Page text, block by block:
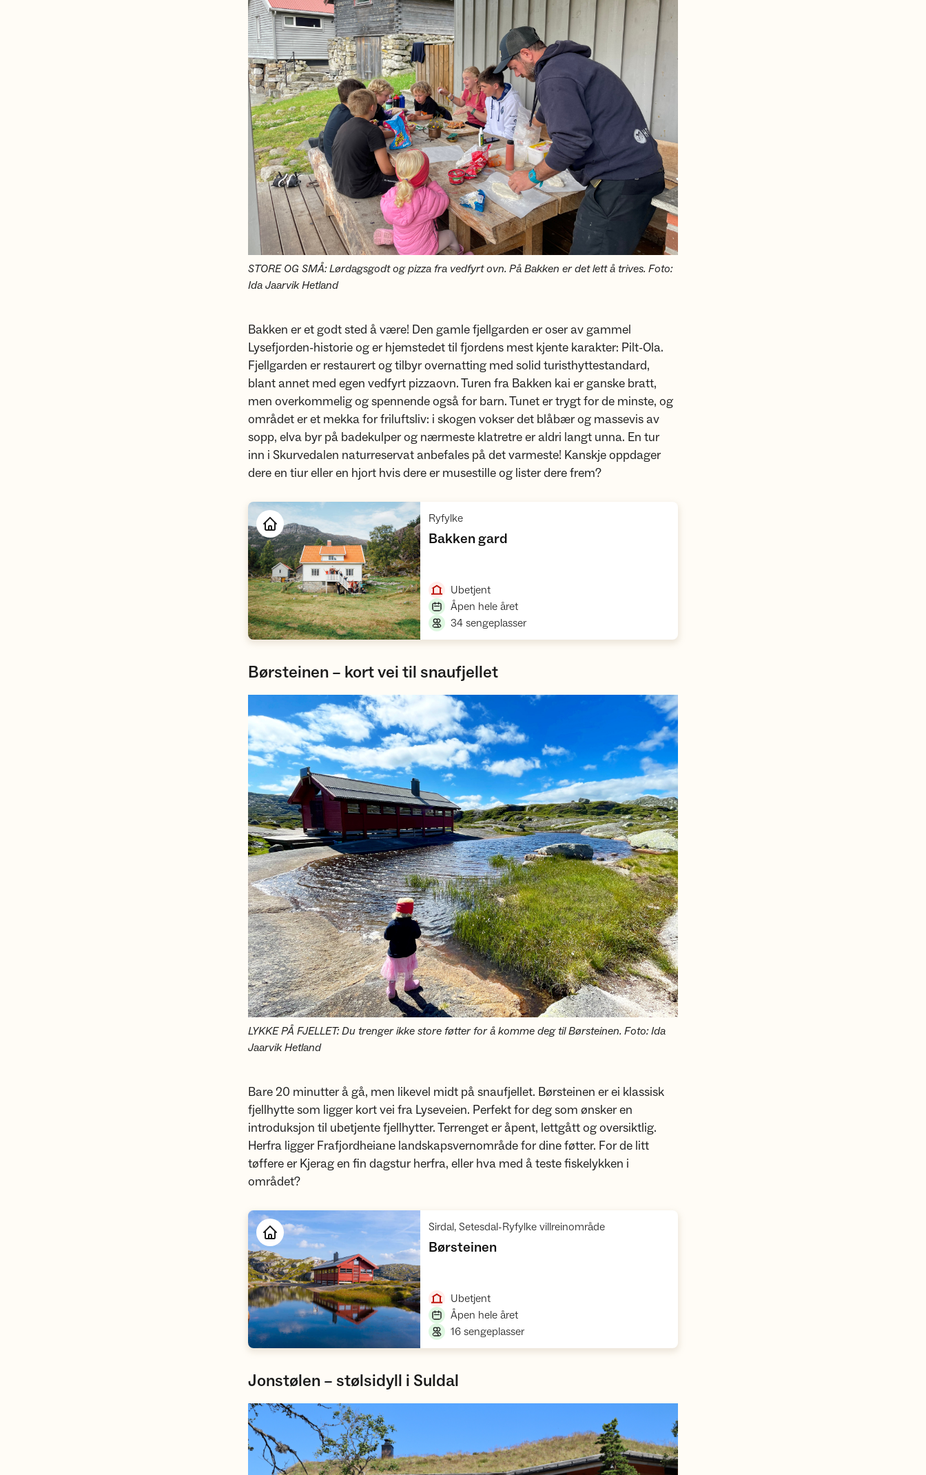
STORE OG SMÅ: Lørdagsgodt og pizza fra vedfyrt ovn. På Bakken er det lett å trives. Foto:
Ida Jaarvik Hetland
Bakken er et godt sted å være! Den gamle fjellgarden er oser av gammel
Lysefjorden-historie og er hjemstedet til fjordens mest kjente karakter: Pilt-Ola.
Fjellgarden er restaurert og tilbyr overnatting med solid turisthyttestandard,
blant annet med egen vedfyrt pizzaovn. Turen fra Bakken kai er ganske bratt,
men overkommelig og spennende også for barn. Tunet er trygt for de minste, og
området er et mekka for friluftsliv: i skogen vokser det blåbær og massevis av
sopp, elva byr på badekulper og nærmeste klatretre er aldri langt unna. En tur
inn i Skurvedalen naturreservat anbefales på det varmeste! Kanskje oppdager
dere en tiur eller en hjort hvis dere er musestille og lister dere frem?
Ryfylke,
Bakken gard,
Ubetjent,
Åpen hele året,
34 sengeplasser,
Børsteinen – kort vei til snaufjellet
LYKKE PÅ FJELLET: Du trenger ikke store føtter for å komme deg til Børsteinen. Foto: Ida
Jaarvik Hetland
Bare 20 minutter å gå, men likevel midt på snaufjellet. Børsteinen er ei klassisk
fjellhytte som ligger kort vei fra Lyseveien. Perfekt for deg som ønsker en
introduksjon til ubetjente fjellhytter. Terrenget er åpent, lettgått og oversiktlig.
Herfra ligger Frafjordheiane landskapsvernområde for dine føtter. For de litt
tøffere er Kjerag en fin dagstur herfra, eller hva med å teste fiskelykken i
området?
Sirdal, Setesdal-Ryfylke villreinområde,
Børsteinen,
Ubetjent,
Åpen hele året,
16 sengeplasser,
Jonstølen – stølsidyll i Suldal